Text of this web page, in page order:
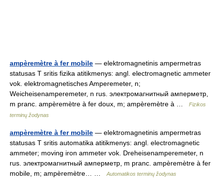
ampèremètre à fer mobile — elektromagnetinis ampermetras
statusas T sritis fizika atitikmenys: angl. electromagnetic ammeter
vok. elektromagnetisches Amperemeter, n;
Weicheisenamperemeter, n rus. электромагнитный амперметр,
m pranc. ampèremètre à fer doux, m; ampèremètre à …
Fizikos
terminų žodynas
ampèremètre à fer mobile — elektromagnetinis ampermetras
statusas T sritis automatika atitikmenys: angl. electromagnetic
ammeter; moving iron ammeter vok. Dreheisenamperemeter, n
rus. электромагнитный амперметр, m pranc. ampèremètre à fer
mobile, m; ampèremètre… …
Automatikos terminų žodynas